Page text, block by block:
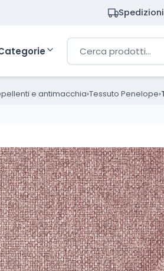
Cerca prodotti
e antimacchia Tessuto Penelope